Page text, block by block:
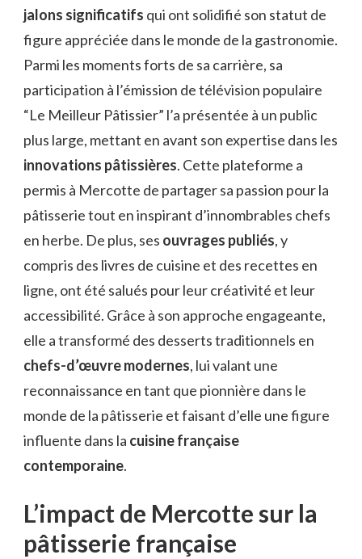
jalons significatifs qui ont solidifié son statut de
figure appréciée dans le monde de la gastronomie.
Parmi les moments forts de sa carrière, sa
participation à l’émission de télévision populaire
“Le Meilleur Pâtissier” l’a présentée à un public
plus large, mettant en avant son expertise dans les
innovations pâtissières. Cette plateforme a
permis à Mercotte de partager sa passion pour la
pâtisserie tout en inspirant d’innombrables chefs
en herbe. De plus, ses ouvrages publiés, y
compris des livres de cuisine et des recettes en
ligne, ont été salués pour leur créativité et leur
accessibilité. Grâce à son approche engageante,
elle a transformé des desserts traditionnels en
chefs-d’œuvre modernes, lui valant une
reconnaissance en tant que pionnière dans le
monde de la pâtisserie et faisant d’elle une figure
influente dans la cuisine française
contemporaine.
L’impact de Mercotte sur la
pâtisserie française